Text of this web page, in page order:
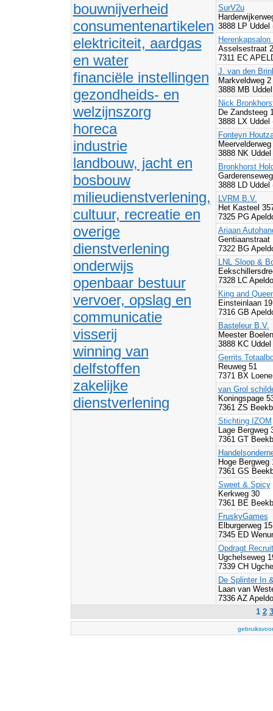
bouwnijverheid
consumentenartikelen
elektriciteit, aardgas
en water
financiële instellingen
gezondheids- en
welzijnszorg
horeca
industrie
landbouw, jacht en
bosbouw
milieudienstverlening,
cultuur, recreatie en
overige
dienstverlening
onderwijs
openbaar bestuur
vervoer, opslag en
communicatie
visserij
winning van
delfstoffen
zakelijke
dienstverlening
SurV2u
3888 LP Uddel
Asselsestraat
7311 EC
J. van den
Markveldweg 2
3888 MB
Nick
De Zandsteeg
3888 LX Uddel
Fonteyn
Meervelderweg
3888 NK
Bronkhorst
3888 LD Uddel
LVRM B.V.
Het Kasteel
7325 PG
Ariaan
7322 BG
LNL Sloop &
7328 LC
King and
Einsteinlaan
7316 GB
Basteleur B.V.
Meester
3888 KC
Gerrits
Reuweg 51
7371 BX
van Grol
Koningspage
7361 ZS
Stichting IZOM
Lage Bergweg
7361 GT
Hoge Bergweg
7361 GS
Sweet & Spicy
Kerkweg 30
7361 BE
FruskyGames
Elburgerweg
7345 ED
Opdragt
Ugchelseweg
7339 CH
De Splinter In
Laan van
7336 AZ
1 2 3